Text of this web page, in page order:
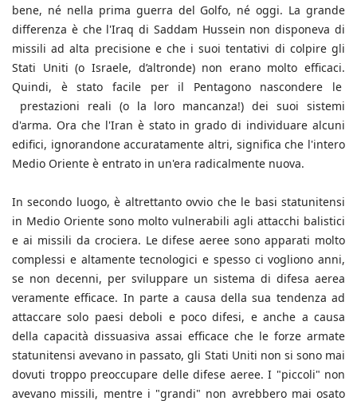
bene, né nella prima guerra del Golfo, né oggi. La grande
differenza è che l'Iraq di Saddam Hussein non disponeva di
missili ad alta precisione e che i suoi tentativi di colpire gli
Stati Uniti (o Israele, d’altronde) non erano molto efficaci.
Quindi, è stato facile per il Pentagono nascondere le
prestazioni reali (o la loro mancanza!) dei suoi sistemi
d'arma. Ora che l'Iran è stato in grado di individuare alcuni
edifici, ignorandone accuratamente altri, significa che l'intero
Medio Oriente è entrato in un'era radicalmente nuova.
In secondo luogo, è altrettanto ovvio che le basi statunitensi
in Medio Oriente sono molto vulnerabili agli attacchi balistici
e ai missili da crociera. Le difese aeree sono apparati molto
complessi e altamente tecnologici e spesso ci vogliono anni,
se non decenni, per sviluppare un sistema di difesa aerea
veramente efficace. In parte a causa della sua tendenza ad
attaccare solo paesi deboli e poco difesi, e anche a causa
della capacità dissuasiva assai efficace che le forze armate
statunitensi avevano in passato, gli Stati Uniti non si sono mai
dovuti troppo preoccupare delle difese aeree. I "piccoli" non
avevano missili, mentre i "grandi" non avrebbero mai osato